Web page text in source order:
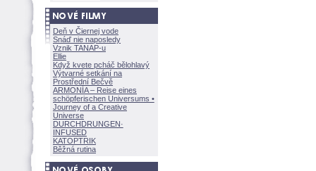
Deň v Čiernej vode
Snáď nie naposledy
Vznik TANAP-u
Ellie
Když kvete pcháč bělohlavý
Výtvarné setkání na
Prostřední Bečvě
ARMONÍA – Reise eines
schöpferischen Universums •
Journey of a Creative
Universe
DURCHDRUNGEN·
INFUSED
KATOPTRIK
Běžná rutina